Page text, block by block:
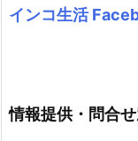
インコ生活
情報提供・問合